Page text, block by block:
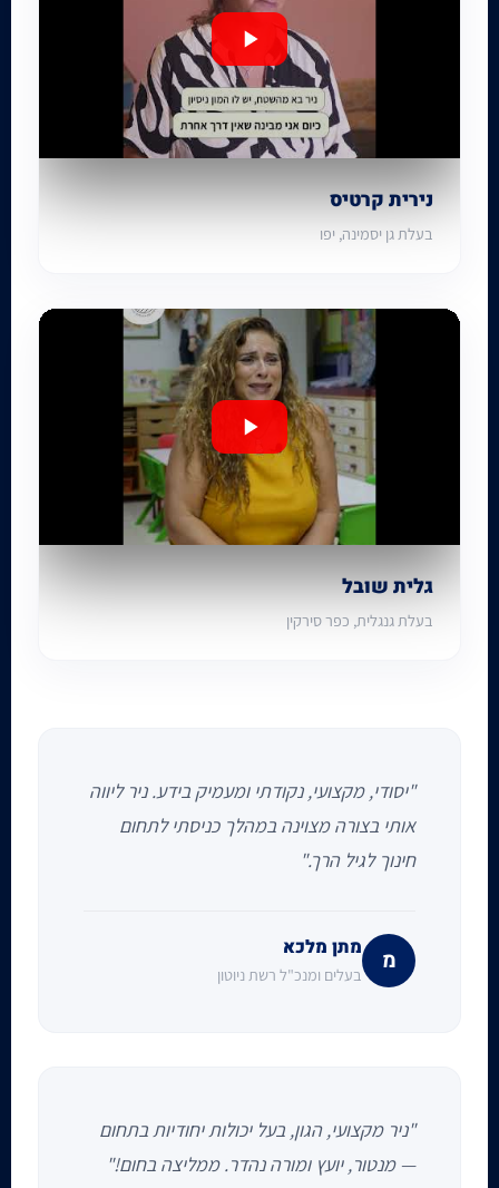
נירית קרטיס
בעלת גן יסמינה, יפו
גלית שובל
בעלת גנגלית, כפר סירקין
"יסודי, מקצועי, נקודתי ומעמיק בידע. ניר ליווה
אותי בצורה מצוינה במהלך כניסתי לתחום
חינוך לגיל הרך."
מ מתן מלכא
בעלים ומנכ"ל רשת ניוטון
"ניר מקצועי, הגון, בעל יכולות יחודיות בתחום
— מנטור, יועץ ומורה נהדר. ממליצה בחום!"